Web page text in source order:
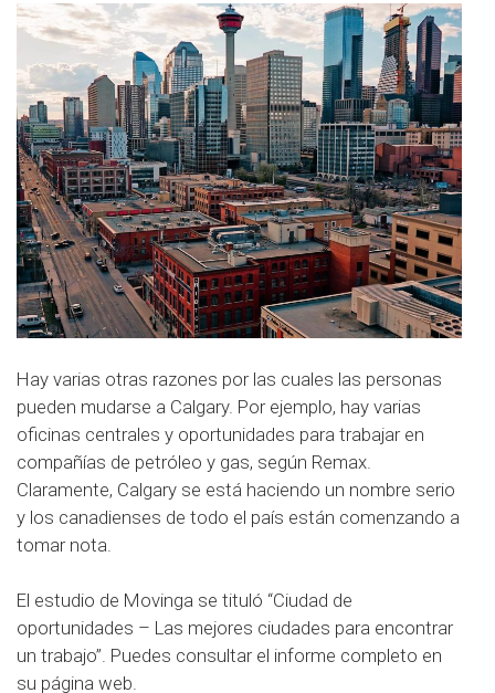
Hay varias otras razones por las cuales las personas
pueden mudarse a Calgary. Por ejemplo, hay varias
oficinas centrales y oportunidades para trabajar en
compañías de petróleo y gas, según Remax.
Claramente, Calgary se está haciendo un nombre serio
y los canadienses de todo el país están comenzando a
tomar nota.
El estudio de Movinga se tituló “Ciudad de
oportunidades – Las mejores ciudades para encontrar
un trabajo”. Puedes consultar el informe completo en
su página web.